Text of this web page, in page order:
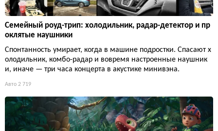
Семейный роуд-трип: холодильник, радар-детектор и пр
оклятые наушники
Спонтанность умирает, когда в машине подростки. Спасают х
олодильник, комбо-радар и вовремя настроенные наушник
и, иначе — три часа концерта в акустике минивэна.
Авто 2 719